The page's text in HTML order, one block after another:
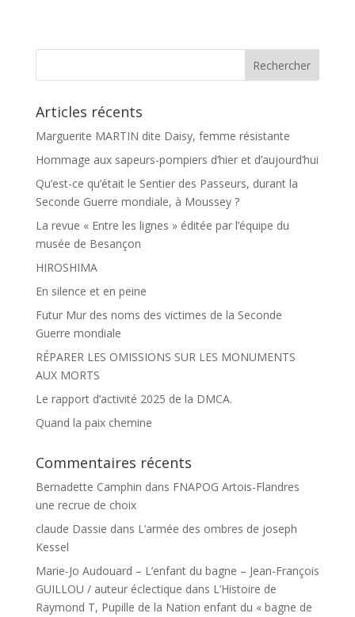
o e
Articles récents
Marguerite MARTIN dite Daisy, femme résistante
Hommage aux sapeurs-pompiers d’hier et d’aujourd’hui
Qu’est-ce qu’était le Sentier des Passeurs, durant la
Seconde Guerre mondiale, à Moussey ?
La revue « Entre les lignes » éditée par l’équipe du
musée de Besançon
HIROSHIMA
En silence et en peine
Futur Mur des noms des victimes de la Seconde
Guerre mondiale
RÉPARER LES OMISSIONS SUR LES MONUMENTS
AUX MORTS
Le rapport d’activité 2025 de la DMCA.
Quand la paix chemine
Commentaires récents
Bernadette Camphin dans FNAPOG Artois-Flandres
une recrue de choix
claude Dassie dans L’armée des ombres de joseph
Kessel
Marie-Jo Audouard – L’enfant du bagne – Jean-François
GUILLOU / auteur éclectique dans L’Histoire de
Raymond T, Pupille de la Nation enfant du « bagne de